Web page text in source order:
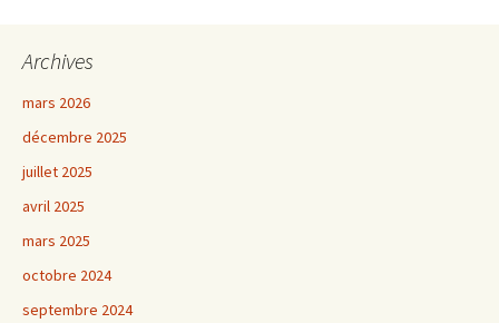
Archives
mars 2026
décembre 2025
juillet 2025
avril 2025
mars 2025
octobre 2024
septembre 2024